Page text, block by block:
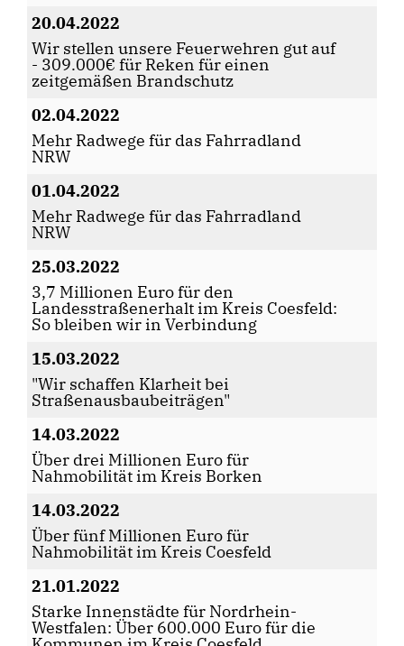
20.04.2022
Wir stellen unsere Feuerwehren gut auf
- 309.000€ für Reken für einen
zeitgemäßen Brandschutz
02.04.2022
Mehr Radwege für das Fahrradland
NRW
01.04.2022
Mehr Radwege für das Fahrradland
NRW
25.03.2022
3,7 Millionen Euro für den
Landesstraßenerhalt im Kreis Coesfeld:
So bleiben wir in Verbindung
15.03.2022
"Wir schaffen Klarheit bei
Straßenausbaubeiträgen"
14.03.2022
Über drei Millionen Euro für
Nahmobilität im Kreis Borken
14.03.2022
Über fünf Millionen Euro für
Nahmobilität im Kreis Coesfeld
21.01.2022
Starke Innenstädte für Nordrhein-
Westfalen: Über 600.000 Euro für die